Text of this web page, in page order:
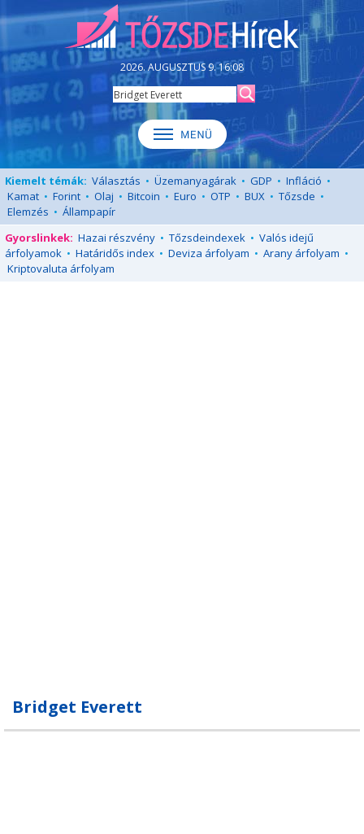
2026. AUGUSZTUS 9. 16:08
Kiemelt témák: Választás • Üzemanyagárak • GDP • Infláció •
Kamat • Forint • Olaj • Bitcoin • Euro • OTP • BUX • Tőzsde •
Elemzés • Állampapír
Gyorslinkek: Hazai részvény • Tőzsdeindexek • Valós idejű
árfolyamok • Határidős index • Deviza árfolyam • Arany árfolyam •
Kriptovaluta árfolyam
Bridget Everett